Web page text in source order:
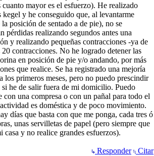
cuanto mayor es el esfuerzo). He realizado
kegel y he conseguido que, al levantarme
la posición de sentado a de pie), no se
pérdidas realizando segundos antes una
y realizando pequeñas contracciones -ya de
20 contracciones. No he logrado detener las
en posición de pie y/o andando, por más
que realice. Se ha registrado una mejoría
los primeros meses, pero no puedo prescindir
si he de salir fuera de mi domicilio. Puedo
con una compresa o con un pañal para todo el
es doméstica y de poco movimiento.
días que basta con que me ponga, cada tres ó
unas servilletas de papel (pero siempre que
casa y no realice grandes esfuerzos).
Responder
Citar